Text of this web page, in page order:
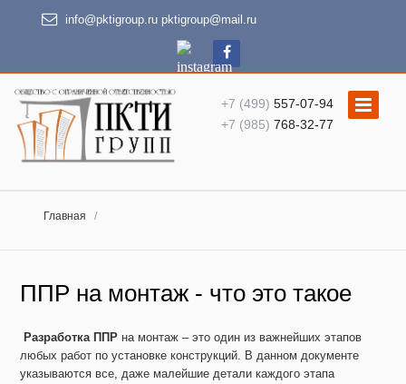
info@pktigroup.ru pktigroup@mail.ru
+7 (499) 557-07-94
+7 (985) 768-32-77
Главная
ППР на монтаж - что это такое
Разработка ППР на монтаж – это один из важнейших этапов
любых работ по установке конструкций. В данном документе
указываются все, даже малейшие детали каждого этапа